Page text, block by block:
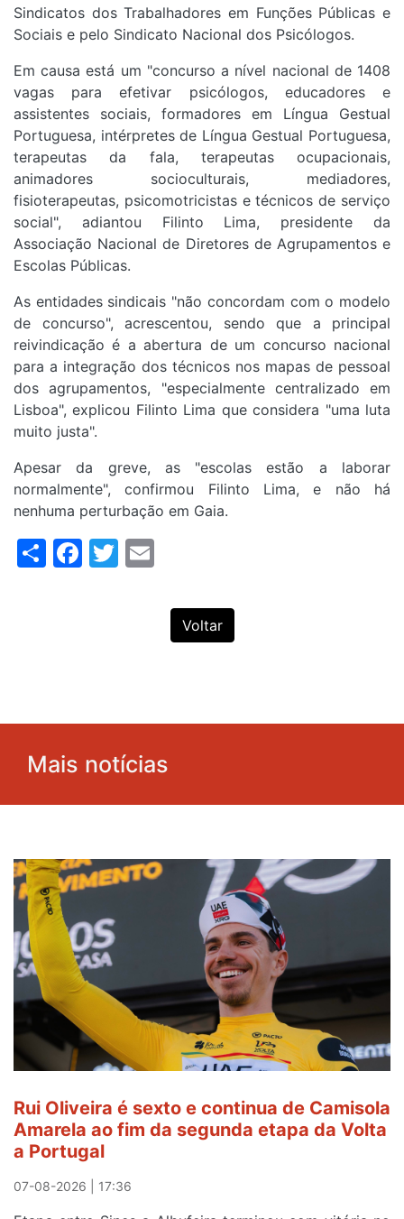
Sindicatos dos Trabalhadores em Funções Públicas e
Sociais e pelo Sindicato Nacional dos Psicólogos.
Em causa está um "concurso a nível nacional de 1408
vagas para efetivar psicólogos, educadores e
assistentes sociais, formadores em Língua Gestual
Portuguesa, intérpretes de Língua Gestual Portuguesa,
terapeutas da fala, terapeutas ocupacionais,
animadores socioculturais, mediadores,
fisioterapeutas, psicomotricistas e técnicos de serviço
social", adiantou Filinto Lima, presidente da
Associação Nacional de Diretores de Agrupamentos e
Escolas Públicas.
As entidades sindicais "não concordam com o modelo
de concurso", acrescentou, sendo que a principal
reivindicação é a abertura de um concurso nacional
para a integração dos técnicos nos mapas de pessoal
dos agrupamentos, "especialmente centralizado em
Lisboa", explicou Filinto Lima que considera "uma luta
muito justa".
Apesar da greve, as "escolas estão a laborar
normalmente", confirmou Filinto Lima, e não há
nenhuma perturbação em Gaia.
ShareFacebook
Twitter
Voltar
Mais notícias
Rui Oliveira é sexto e continua de Camisola
Amarela ao fim da segunda etapa da Volta
a Portugal
07-08-2026 | 17:36